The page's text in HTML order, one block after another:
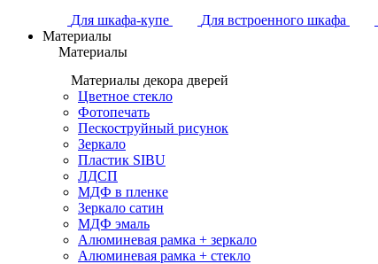
Для шкафа-купе
Для встроенного шкафа
Материалы
Материалы
Материалы декора дверей
Цветное стекло
Фотопечать
Пескоструйный рисунок
Зеркало
Пластик SIBU
ЛДСП
МДФ в пленке
Зеркало сатин
МДФ эмаль
Алюминевая рамка + зеркало
Алюминевая рамка + стекло